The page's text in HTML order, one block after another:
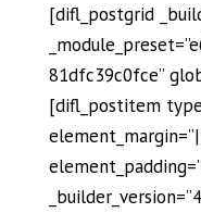
[difl_postgrid
81dfc39c0fce”
[difl_postitem